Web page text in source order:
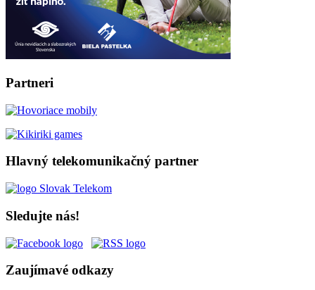
Partneri
Hlavný telekomunikačný partner
Sledujte nás!
Zaujímavé odkazy